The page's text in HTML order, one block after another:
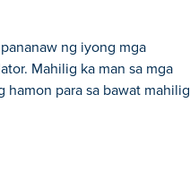
ng iyong mga
Mahilig ka man sa mga
hamon para sa bawat mahilig